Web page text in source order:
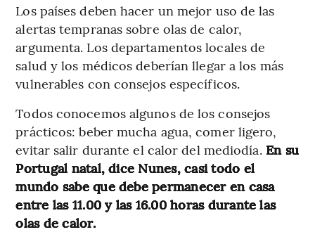
Los países deben hacer un mejor uso de las
alertas tempranas sobre olas de calor,
argumenta. Los departamentos locales de
salud y los médicos deberían llegar a los más
vulnerables con consejos específicos.
Todos conocemos algunos de los consejos
prácticos: beber mucha agua, comer ligero,
evitar salir durante el calor del mediodía.En su
Portugal natal, dice Nunes, casi todo el
mundo sabe que debe permanecer en casa
entre las 11.00 y las 16.00 horas durante las
olas de calor.